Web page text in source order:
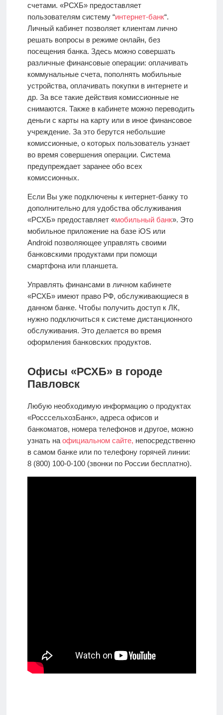
счетами. «РСХБ» предоставляет
пользователям систему “интернет-банк“.
Личный кабинет позволяет клиентам лично
решать вопросы в режиме онлайн, без
посещения банка. Здесь можно совершать
различные финансовые операции: оплачивать
коммунальные счета, пополнять мобильные
устройства, оплачивать покупки в интернете и
др. За все такие действия комиссионные не
снимаются. Также в кабинете можно переводить
деньги с карты на карту или в иное финансовое
учреждение. За это берутся небольшие
комиссионные, о которых пользователь узнает
во время совершения операции. Система
предупреждает заранее обо всех
комиссионных.
Если Вы уже подключены к интернет-банку то
дополнительно для удобства обслуживания
«РСХБ» предоставляет «мобильный банк». Это
мобильное приложение на базе iOS или
Android позволяющее управлять своими
банковскими продуктами при помощи
смартфона или планшета.
Управлять финансами в личном кабинете
«РСХБ» имеют право РФ, обслуживающиеся в
данном банке. Чтобы получить доступ к ЛК,
нужно подключиться к системе дистанционного
обслуживания. Это делается во время
оформления банковских продуктов.
Офисы «РСХБ» в городе
Павловск
Любую необходимую информацию о продуктах
«РосссельхозБанк», адреса офисов и
банкоматов, номера телефонов и другое, можно
узнать на официальном сайте, непосредственно
в самом банке или по телефону горячей линии:
8 (800) 100-0-100 (звонки по России бесплатно).